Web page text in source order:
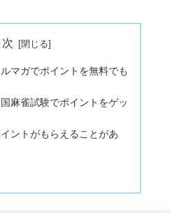
次
マガでポイントを無料でも
麻雀試験でポイントをゲッ
ントがもらえることがあ